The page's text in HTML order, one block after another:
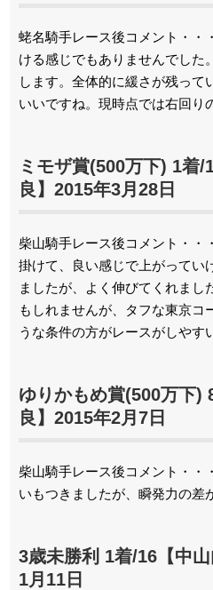
蛯名騎手レース後コメント・・
ける感じでもありませんでした
します。全体的に緩さが残って
いいですね。現時点では右回り
ミモザ賞(500万下) 1着/
良】2015年3月28日
柴山騎手レース後コメント・・
掛けて、良い感じで上がってい
ましたが、よく伸びてくれまし
もしれませんが、タフな東京コ
うな条件の方がレースがしやす
ゆりかもめ賞(500万下)
良】2015年2月7日
柴山騎手レース後コメント・・
いもつきましたが、瞬発力の差
3歳未勝利 1着/16【中
1月11日